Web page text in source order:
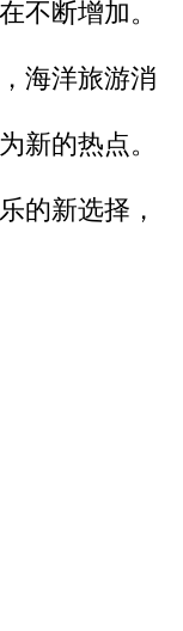
不断增加。
海洋旅游消
新的热点。
的新选择，